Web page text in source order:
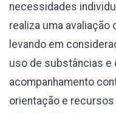
necessidades
realiza uma avaliação
levando em
uso de substâncias e
acompanhamento
orientação e